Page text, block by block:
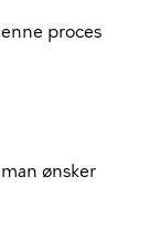
proces
ønsker